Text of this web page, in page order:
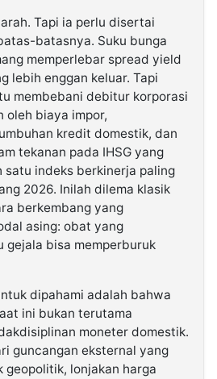
Tapi ia perlu disertai
batasnya. Suku bunga
memperlebar spread yield
lebih enggan keluar. Tapi
membebani debitur korporasi
oleh biaya impor,
kredit domestik, dan
tekanan pada IHSG yang
satu indeks berkinerja paling
2026. Inilah dilema klasik
berkembang yang
asing: obat yang
gejala bisa memperburuk
dipahami adalah bahwa
ini bukan terutama
moneter domestik.
guncangan eksternal yang
lonjakan harga